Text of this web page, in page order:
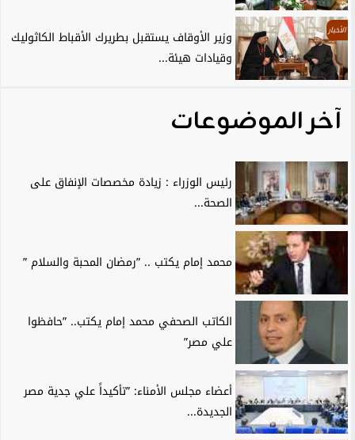
الأخبار
وزير الأوقاف يستقبل بطريرك الأقباط الكاثوليك
وقيادات هيئة...
آخر الموضوعات
رئيس الوزراء : زيادة مخصصات الإنفاق على
الصحة...
محمد إمام يكتب .. ”رمضان المحبة والسلام ”
الكاتب الصحفي محمد إمام يكتب.. ”حافظوا
علي مصر”
أعضاء مجلس الأمناء: ”تأكيداً علي جدية مصر
الجديدة...